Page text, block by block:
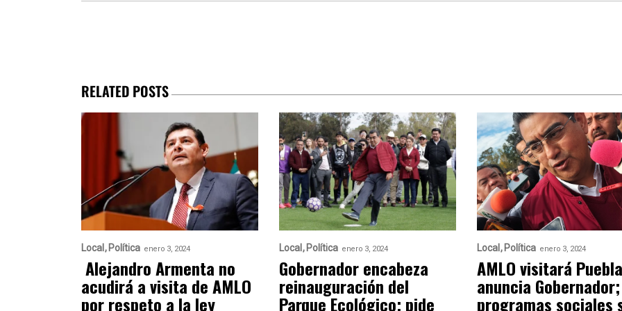
RELATED POSTS
Local Política enero 3, 2024
Alejandro Armenta no
acudirá a visita de AMLO
por respeto a la ley
Local Política enero 3, 2024
Gobernador encabeza
reinauguración del
Parque Ecológico; pide
Local Política enero 3, 2024
AMLO visitará
anuncia Gobernador;
programas sociales